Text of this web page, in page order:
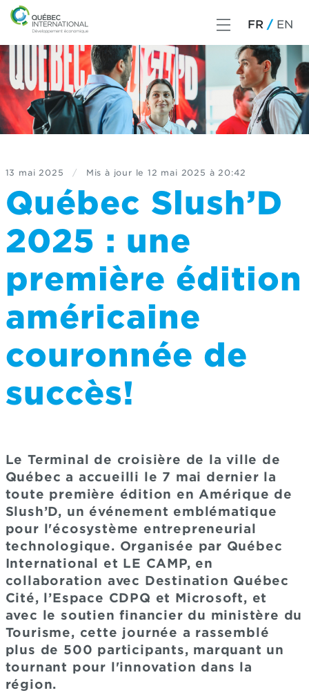
FR EN
13 mai 2025 / Mis à jour le 12 mai 2025 à 20:42
Québec Slush’D
2025 : une
première édition
américaine
couronnée de
succès!
Le Terminal de croisière de la ville de
Québec a accueilli le 7 mai dernier la
toute première édition en Amérique de
Slush’D, un événement emblématique
pour l'écosystème entrepreneurial
technologique. Organisée par Québec
International et LE CAMP, en
collaboration avec Destination Québec
Cité, l’Espace CDPQ et Microsoft, et
avec le soutien financier du ministère du
Tourisme, cette journée a rassemblé
plus de 500 participants, marquant un
tournant pour l'innovation dans la
région.